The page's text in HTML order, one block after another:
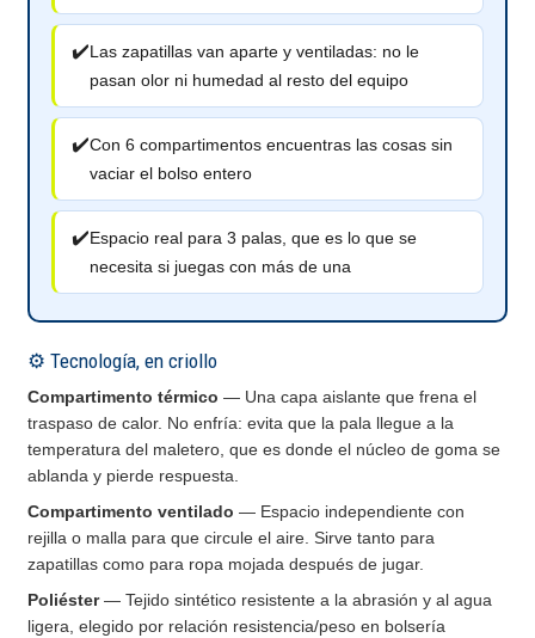
✔️Las zapatillas van aparte y ventiladas: no le
pasan olor ni humedad al resto del equipo
✔️Con 6 compartimentos encuentras las cosas sin
vaciar el bolso entero
✔️Espacio real para 3 palas, que es lo que se
necesita si juegas con más de una
⚙️ Tecnología, en criollo
Compartimento térmico — Una capa aislante que frena el
traspaso de calor. No enfría: evita que la pala llegue a la
temperatura del maletero, que es donde el núcleo de goma se
ablanda y pierde respuesta.
Compartimento ventilado — Espacio independiente con
rejilla o malla para que circule el aire. Sirve tanto para
zapatillas como para ropa mojada después de jugar.
Poliéster— Tejido sintético resistente a la abrasión y al agua
ligera, elegido por relación resistencia/peso en bolsería